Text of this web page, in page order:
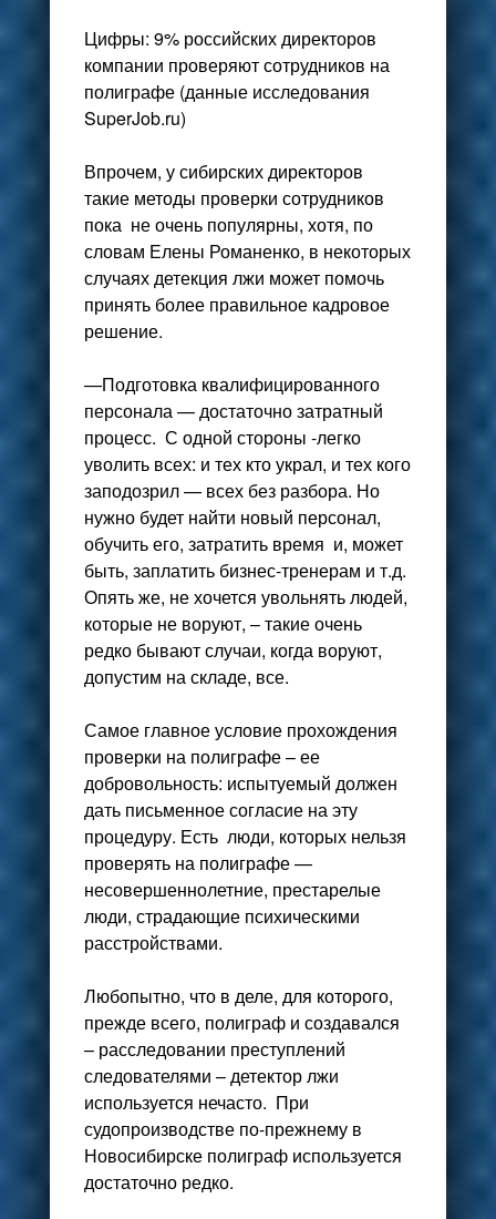
Цифры: 9% российских директоров
компании проверяют сотрудников на
полиграфе (данные исследования
SuperJob.ru)
Впрочем, у сибирских директоров
такие методы проверки сотрудников
пока не очень популярны, хотя, по
словам Елены Романенко, в некоторых
случаях детекция лжи может помочь
принять более правильное кадровое
решение.
—Подготовка квалифицированного
персонала — достаточно затратный
процесс. С одной стороны -легко
уволить всех: и тех кто украл, и тех кого
заподозрил — всех без разбора. Но
нужно будет найти новый персонал,
обучить его, затратить время и, может
быть, заплатить бизнес-тренерам и т.д.
Опять же, не хочется увольнять людей,
которые не воруют, – такие очень
редко бывают случаи, когда воруют,
допустим на складе, все.
Самое главное условие прохождения
проверки на полиграфе – ее
добровольность: испытуемый должен
дать письменное согласие на эту
процедуру. Есть люди, которых нельзя
проверять на полиграфе —
несовершеннолетние, престарелые
люди, страдающие психическими
расстройствами.
Любопытно, что в деле, для которого,
прежде всего, полиграф и создавался
– расследовании преступлений
следователями – детектор лжи
используется нечасто. При
судопроизводстве по-прежнему в
Новосибирске полиграф используется
достаточно редко.